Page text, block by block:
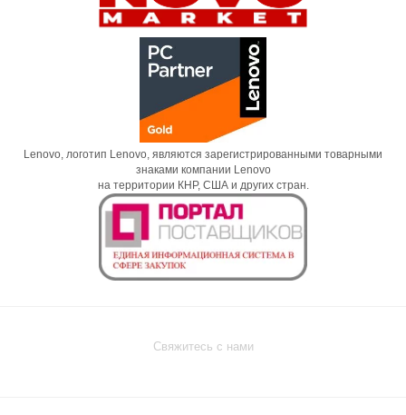
Lenovo, логотип Lenovo, являются зарегистрированными товарными
знаками компании Lenovo
на территории КНР, США и других стран.
Свяжитесь с нами